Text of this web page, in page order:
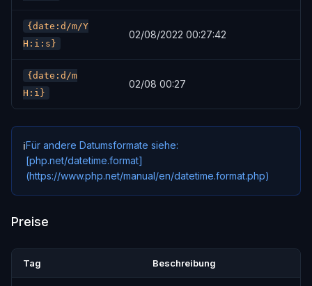
{date:d/m/Y
H:i:s}
02/08/2022 00:27:42
{date:d/m
H:i}
02/08 00:27
ℹ️Für andere Datumsformate siehe:
[php.net/datetime.format]
(https://www.php.net/manual/en/datetime.format.php)
Preise
Tag Beschreibung